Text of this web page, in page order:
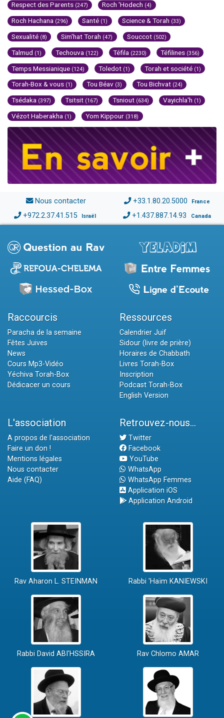
Respect des Parents (247) Roch 'Hodech (4)
Roch Hachana (296) Santé (1) Science & Torah (33)
Sexualité (8) Sim'hat Torah (47) Souccot (502)
Talmud (1) Techouva (122) Téfila (2230) Téfilines (356)
Temps Messianique (124) Toledot (1) Torah et société (1)
Torah-Box & vous (1) Tou Béav (3) Tou Bichvat (24)
Tsédaka (397) Tsitsit (167) Tsniout (634) Vayichla'h (1)
Vézot Haberakha (1) Yom Kippour (318)
Nous contacter +33.1.80.20.5000 France
+972.2.37.41.515 Israël +1.437.887.14.93 Canada
Raccourcis
Paracha de la semaine
Fêtes Juives
News
Cours Mp3-Vidéo
Yéchiva Torah-Box
Dédicacer un cours
Ressources
Calendrier Juif
Sidour (livre de prière)
Horaires de Chabbath
Livres Torah-Box
Inscription
Podcast Torah-Box
English Version
L'association
A propos de l'association
Faire un don !
Mentions légales
Nous contacter
Aide (FAQ)
Retrouvez-nous...
Twitter
Facebook
YouTube
WhatsApp
WhatsApp Femmes
Application iOS
Application Android
Rav Aharon L. STEINMAN Rabbi 'Haïm KANIEWSKI
Rabbi David ABI'HSSIRA Rav Chlomo AMAR